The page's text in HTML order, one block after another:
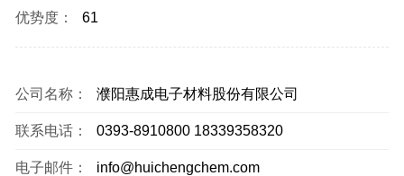
优势度： 61
公司名称： 濮阳惠成电子材料股份有限公司
联系电话： 0393-8910800 18339358320
电子邮件： info@huichengchem.com